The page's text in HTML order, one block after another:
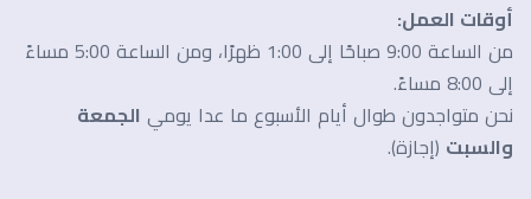
أوقات العمل:
من الساعة 9:00 صباحًا إلى 1:00 ظهرًا، ومن الساعة 5:00 مساءً
إلى 8:00 مساءً.
نحن متواجدون طوال أيام الأسبوع ما عدا يومي الجمعة
والسبت (إجازة).